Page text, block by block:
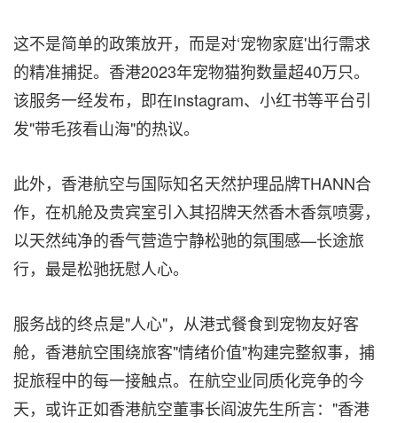
这不是简单的政策放开，而是对‘宠物家庭'出行需求
的精准捕捉。 香港2023年宠物猫狗数量超40万只。
该服务一经发布，即在Instagram、小红书等平台引
发"带毛孩看山海"的热议。
此外，香港航空与国际知名天然护理品牌THANN合
作，在机舱及贵宾室引入其招牌天然香木香氛喷雾，
以天然纯净的香气营造宁静松驰的氛围感—长途旅
行，最是松驰抚慰人心。
服务战的终点是"人心"，从港式餐食到宠物友好客
舱，香港航空围绕旅客"情绪价值"构建完整叙事，捕
捉旅程中的每一接触点。在航空业同质化竞争的今
天，或许正如香港航空董事长阎波先生所言："香港